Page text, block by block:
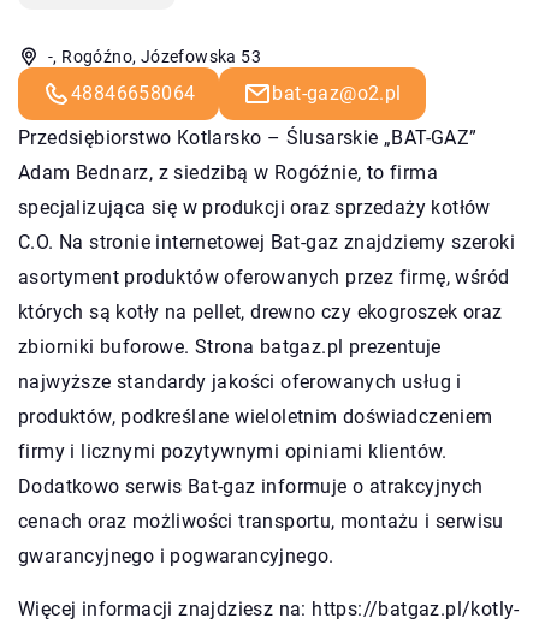
-, Rogóźno, Józefowska 53
48846658064
bat-gaz@o2.pl
Przedsiębiorstwo Kotlarsko – Ślusarskie „BAT-GAZ”
Adam Bednarz, z siedzibą w Rogóźnie, to firma
specjalizująca się w produkcji oraz sprzedaży kotłów
C.O. Na stronie internetowej Bat-gaz znajdziemy szeroki
asortyment produktów oferowanych przez firmę, wśród
których są kotły na pellet, drewno czy ekogroszek oraz
zbiorniki buforowe. Strona batgaz.pl prezentuje
najwyższe standardy jakości oferowanych usług i
produktów, podkreślane wieloletnim doświadczeniem
firmy i licznymi pozytywnymi opiniami klientów.
Dodatkowo serwis Bat-gaz informuje o atrakcyjnych
cenach oraz możliwości transportu, montażu i serwisu
gwarancyjnego i pogwarancyjnego.
Więcej informacji znajdziesz na: https://batgaz.pl/kotly-